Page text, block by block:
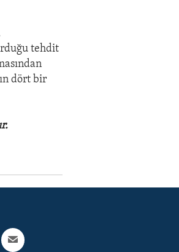
tehdit
dört bir